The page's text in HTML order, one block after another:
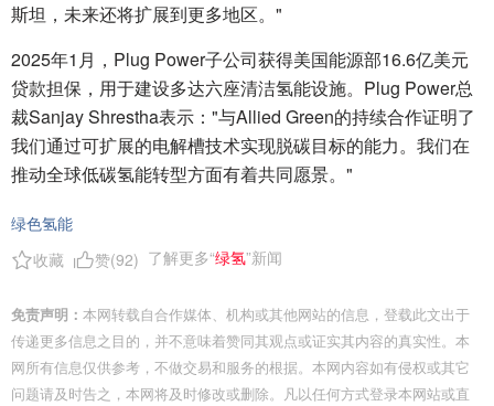
斯坦，未来还将扩展到更多地区。"
2025年1月，Plug Power子公司获得美国能源部16.6亿美元
贷款担保，用于建设多达六座清洁氢能设施。Plug Power总
裁Sanjay Shrestha表示："与Allied Green的持续合作证明了
我们通过可扩展的电解槽技术实现脱碳目标的能力。我们在
推动全球低碳氢能转型方面有着共同愿景。"
绿色氢能
收藏
赞(92) 了解更多“绿氢”新闻
免责声明： 本网转载自合作媒体、机构或其他网站的信息，登载此文出于
传递更多信息之目的，并不意味着赞同其观点或证实其内容的真实性。本
网所有信息仅供参考，不做交易和服务的根据。本网内容如有侵权或其它
问题请及时告之，本网将及时修改或删除。凡以任何方式登录本网站或直